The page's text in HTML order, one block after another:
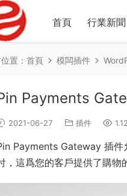
首頁 行業新聞
置： 首頁 模闆插件
Payments
2021-06-27 插件
Payments Gateway 插件
，這爲您的客戶提供了購物